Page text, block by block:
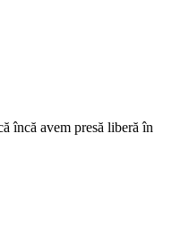
încă avem presă liberă în